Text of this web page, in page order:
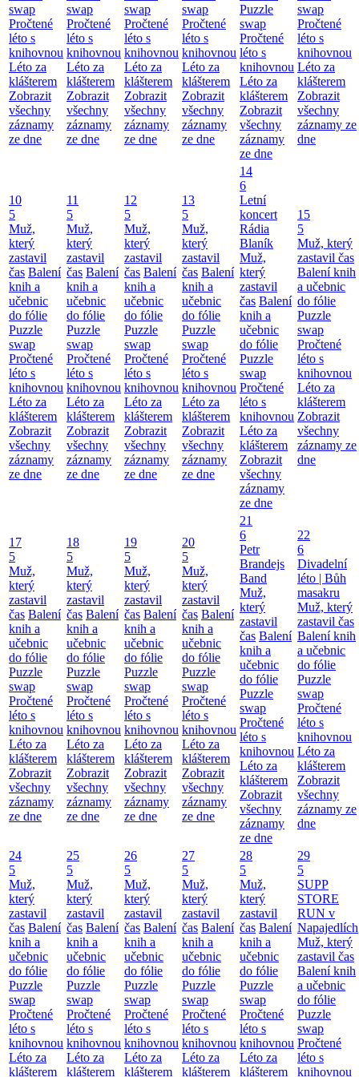
swap
Pročtené
léto s
knihovnou
Léto za
klášterem
Zobrazit
všechny
záznamy
ze dne
swap
Pročtené
léto s
knihovnou
Léto za
klášterem
Zobrazit
všechny
záznamy
ze dne
swap
Pročtené
léto s
knihovnou
Léto za
klášterem
Zobrazit
všechny
záznamy
ze dne
swap
Pročtené
léto s
knihovnou
Léto za
klášterem
Zobrazit
všechny
záznamy
ze dne
Puzzle
swap
Pročtené
léto s
knihovnou
Léto za
klášterem
Zobrazit
všechny
záznamy
ze dne
swap
Pročtené
léto s
knihovnou
Léto za
klášterem
Zobrazit
všechny
záznamy ze
dne
10
5
Muž,
který
zastavil
čas Balení
knih a
učebnic
do fólie
Puzzle
swap
Pročtené
léto s
knihovnou
Léto za
klášterem
Zobrazit
všechny
záznamy
ze dne
11
5
Muž,
který
zastavil
čas Balení
knih a
učebnic
do fólie
Puzzle
swap
Pročtené
léto s
knihovnou
Léto za
klášterem
Zobrazit
všechny
záznamy
ze dne
12
5
Muž,
který
zastavil
čas Balení
knih a
učebnic
do fólie
Puzzle
swap
Pročtené
léto s
knihovnou
Léto za
klášterem
Zobrazit
všechny
záznamy
ze dne
13
5
Muž,
který
zastavil
čas Balení
knih a
učebnic
do fólie
Puzzle
swap
Pročtené
léto s
knihovnou
Léto za
klášterem
Zobrazit
všechny
záznamy
ze dne
14
6
Letní
koncert
Rádia
Blaník
Muž,
který
zastavil
čas Balení
knih a
učebnic
do fólie
Puzzle
swap
Pročtené
léto s
knihovnou
Léto za
klášterem
Zobrazit
všechny
záznamy
ze dne
15
5
Muž, který
zastavil čas
Balení knih
a učebnic
do fólie
Puzzle
swap
Pročtené
léto s
knihovnou
Léto za
klášterem
Zobrazit
všechny
záznamy ze
dne
17
5
Muž,
který
zastavil
čas Balení
knih a
učebnic
do fólie
Puzzle
swap
Pročtené
léto s
knihovnou
Léto za
klášterem
Zobrazit
všechny
záznamy
ze dne
18
5
Muž,
který
zastavil
čas Balení
knih a
učebnic
do fólie
Puzzle
swap
Pročtené
léto s
knihovnou
Léto za
klášterem
Zobrazit
všechny
záznamy
ze dne
19
5
Muž,
který
zastavil
čas Balení
knih a
učebnic
do fólie
Puzzle
swap
Pročtené
léto s
knihovnou
Léto za
klášterem
Zobrazit
všechny
záznamy
ze dne
20
5
Muž,
který
zastavil
čas Balení
knih a
učebnic
do fólie
Puzzle
swap
Pročtené
léto s
knihovnou
Léto za
klášterem
Zobrazit
všechny
záznamy
ze dne
21
6
Petr
Brandejs
Band
Muž,
který
zastavil
čas Balení
knih a
učebnic
do fólie
Puzzle
swap
Pročtené
léto s
knihovnou
Léto za
klášterem
Zobrazit
všechny
záznamy
ze dne
22
6
Divadelní
léto | Bůh
masakru
Muž, který
zastavil čas
Balení knih
a učebnic
do fólie
Puzzle
swap
Pročtené
léto s
knihovnou
Léto za
klášterem
Zobrazit
všechny
záznamy ze
dne
24
5
Muž,
který
zastavil
čas Balení
knih a
učebnic
do fólie
Puzzle
swap
Pročtené
léto s
knihovnou
Léto za
klášterem
25
5
Muž,
který
zastavil
čas Balení
knih a
učebnic
do fólie
Puzzle
swap
Pročtené
léto s
knihovnou
Léto za
klášterem
26
5
Muž,
který
zastavil
čas Balení
knih a
učebnic
do fólie
Puzzle
swap
Pročtené
léto s
knihovnou
Léto za
klášterem
27
5
Muž,
který
zastavil
čas Balení
knih a
učebnic
do fólie
Puzzle
swap
Pročtené
léto s
knihovnou
Léto za
klášterem
28
5
Muž,
který
zastavil
čas Balení
knih a
učebnic
do fólie
Puzzle
swap
Pročtené
léto s
knihovnou
Léto za
klášterem
29
5
SUPP
STORE
RUN v
Napajedlích
Muž, který
zastavil čas
Balení knih
a učebnic
do fólie
Puzzle
swap
Pročtené
léto s
knihovnou